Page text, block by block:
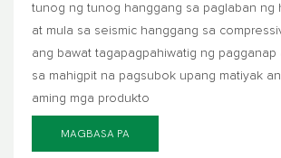
tunog ng tunog hanggang sa paglaban ng
at mula sa seismic hanggang sa
ang bawat tagapagpahiwatig ng pagganap
sa mahigpit na pagsubok upang matiyak
aming mga produkto
MAGBASA PA